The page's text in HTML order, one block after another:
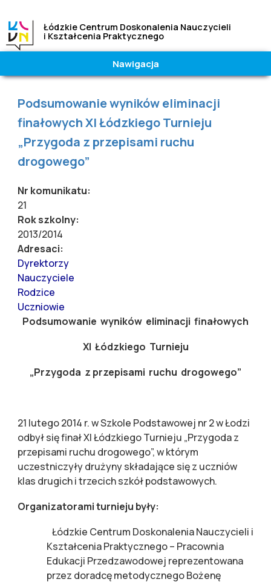
Łódzkie Centrum Doskonalenia Nauczycieli
i Kształcenia Praktycznego
Wielkość
A A A
Kontrast
Normalny
Nawigacja
Jesteś tutaj
Podsumowanie wyników eliminacji
finałowych XI Łódzkiego Turnieju
„Przygoda z przepisami ruchu
drogowego”
Nr komunikatu:
21
Rok szkolny:
2013/2014
Adresaci:
Dyrektorzy
Nauczyciele
Rodzice
Uczniowie
Podsumowanie wyników eliminacji finałowych
XI Łódzkiego Turnieju
„Przygoda z przepisami ruchu drogowego”
21 lutego 2014 r. w Szkole Podstawowej nr 2 w Łodzi
odbył się finał XI Łódzkiego Turnieju „Przygoda z
przepisami ruchu drogowego”, w którym
uczestniczyły drużyny składające się z uczniów
klas drugich i trzecich szkół podstawowych.
Organizatorami turnieju były:
­ Łódzkie Centrum Doskonalenia Nauczycieli i
Kształcenia Praktycznego – Pracownia
Edukacji Przedzawodowej reprezentowana
przez doradcę metodycznego Bożenę